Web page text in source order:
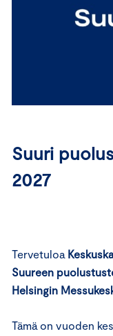
Suuri
2027
Tervetuloa
Suureen
Helsingin
Tämä on vuoden